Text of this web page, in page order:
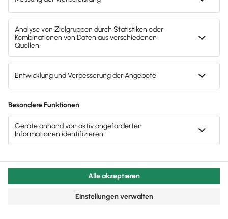
Einleitung
Warum Instagram Marketing?
Wie funktioniert Instagram Marketing?
Schritt-für-Schritt-Anleitung
Die wichtigsten Tools
Instagram-Business aufbauen: Tipps für den
erfolgreichen Start mit Instagram-Marketing
Drucken / PDF speichern
Newsletter abonnieren